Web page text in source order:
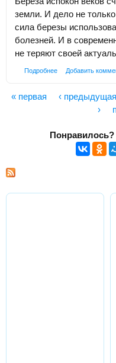
земли. И дело не
сила березы
болезней. И в
не теряют своей
Подробнее Добавить
« первая ‹ предыдущая
›